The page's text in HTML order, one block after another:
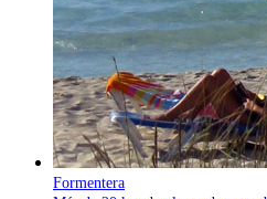
Formentera